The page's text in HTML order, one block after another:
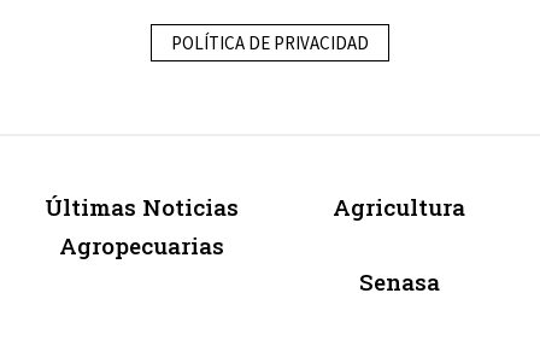
POLÍTICA DE PRIVACIDAD
Últimas Noticias
Agropecuarias
Agricultura
Senasa